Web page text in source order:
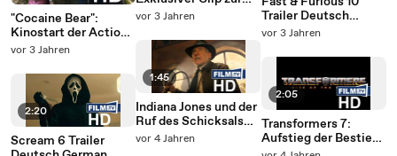
"Cocaine Bear":
Kinostart der Action-
Horror-Komödie
vor 3 Jahren
2:20
Scream 6 Trailer
Action-Horror-
vor 3 Jahren
1:45
Indiana Jones und der
Ruf des Schicksals
Trailer Deutsch
vor 4 Jahren
Trailer Deutsch
German (2023)
vor 3 Jahren
2:05
Transformers 7:
Aufstieg der Bestien
Trailer Deutsch